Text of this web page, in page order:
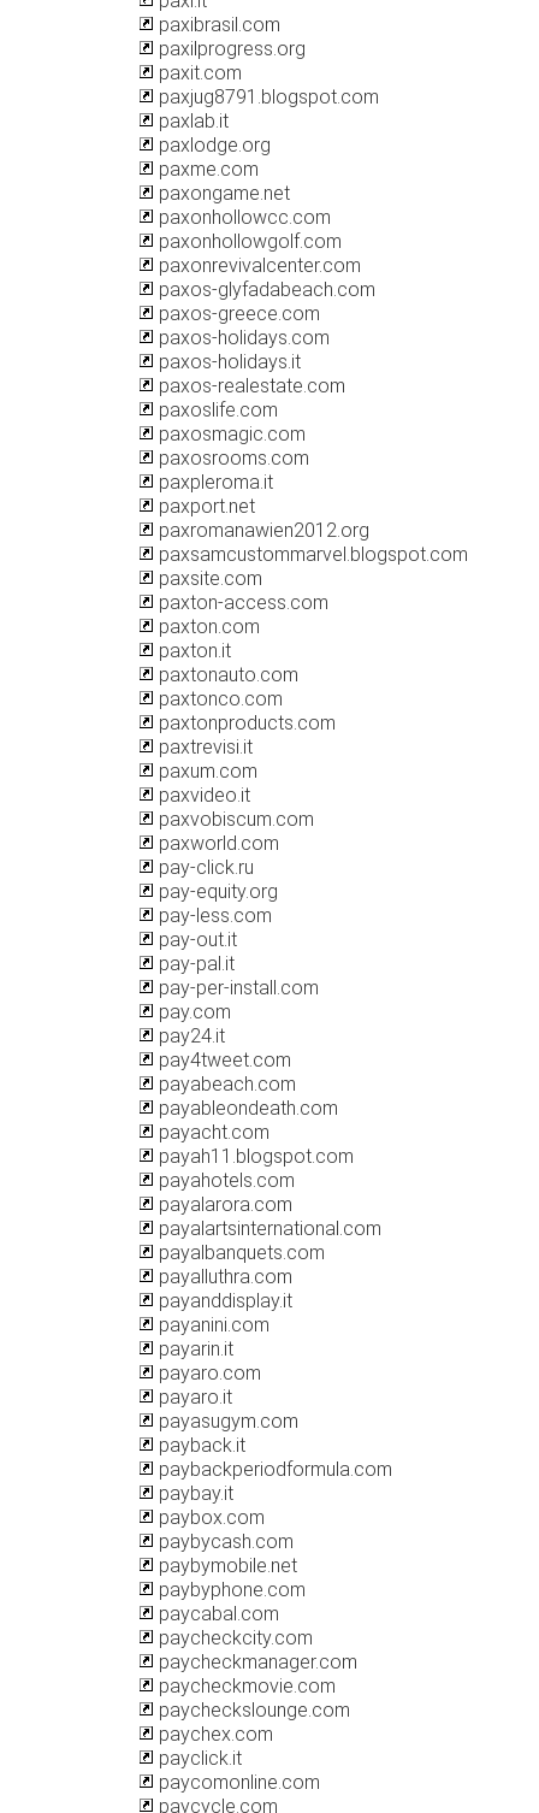
paxibrasil.com
paxilprogress.org
paxit.com
paxjug8791.blogspot.com
paxlab.it
paxlodge.org
paxme.com
paxongame.net
paxonhollowcc.com
paxonhollowgolf.com
paxonrevivalcenter.com
paxos-glyfadabeach.com
paxos-greece.com
paxos-holidays.com
paxos-holidays.it
paxos-realestate.com
paxoslife.com
paxosmagic.com
paxosrooms.com
paxpleroma.it
paxport.net
paxromanawien2012.org
paxsamcustommarvel.blogspot.com
paxsite.com
paxton-access.com
paxton.com
paxton.it
paxtonauto.com
paxtonco.com
paxtonproducts.com
paxtrevisi.it
paxum.com
paxvideo.it
paxvobiscum.com
paxworld.com
pay-click.ru
pay-equity.org
pay-less.com
pay-out.it
pay-pal.it
pay-per-install.com
pay.com
pay24.it
pay4tweet.com
payabeach.com
payableondeath.com
payacht.com
payah11.blogspot.com
payahotels.com
payalarora.com
payalartsinternational.com
payalbanquets.com
payalluthra.com
payanddisplay.it
payanini.com
payarin.it
payaro.com
payaro.it
payasugym.com
payback.it
paybackperiodformula.com
paybay.it
paybox.com
paybycash.com
paybymobile.net
paybyphone.com
paycabal.com
paycheckcity.com
paycheckmanager.com
paycheckmovie.com
paycheckslounge.com
paychex.com
payclick.it
paycomonline.com
paycycle.com